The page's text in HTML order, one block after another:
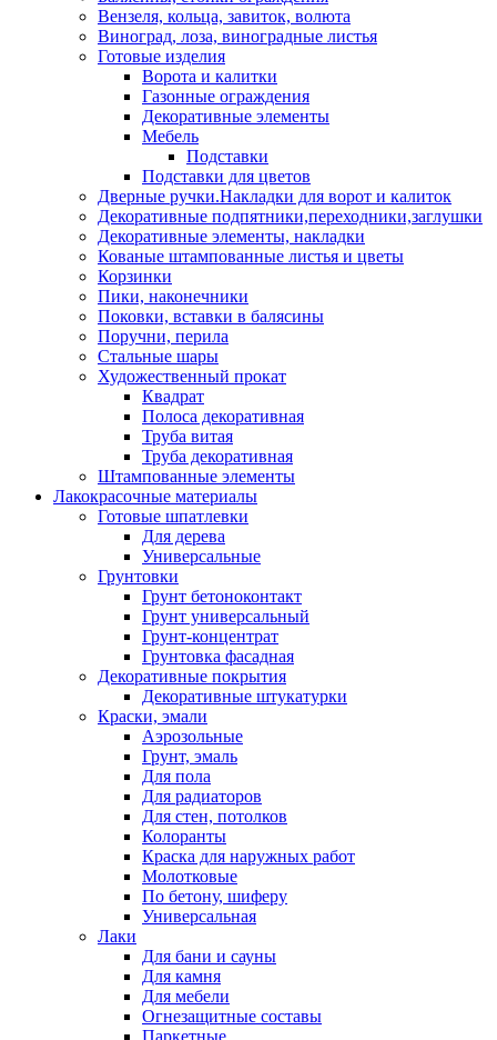
Вензеля, кольца, завиток, волюта
Виноград, лоза, виноградные листья
Готовые изделия
Ворота и калитки
Газонные ограждения
Декоративные элементы
Мебель
Подставки
Подставки для цветов
Дверные ручки.Накладки для ворот и калиток
Декоративные подпятники,переходники,заглушки
Декоративные элементы, накладки
Кованые штампованные листья и цветы
Корзинки
Пики, наконечники
Поковки, вставки в балясины
Поручни, перила
Стальные шары
Художественный прокат
Квадрат
Полоса декоративная
Труба витая
Труба декоративная
Штампованные элементы
Лакокрасочные материалы
Готовые шпатлевки
Для дерева
Универсальные
Грунтовки
Грунт бетоноконтакт
Грунт универсальный
Грунт-концентрат
Грунтовка фасадная
Декоративные покрытия
Декоративные штукатурки
Краски, эмали
Аэрозольные
Грунт, эмаль
Для пола
Для радиаторов
Для стен, потолков
Колоранты
Краска для наружных работ
Молотковые
По бетону, шиферу
Универсальная
Лаки
Для бани и сауны
Для камня
Для мебели
Огнезащитные составы
Паркетные